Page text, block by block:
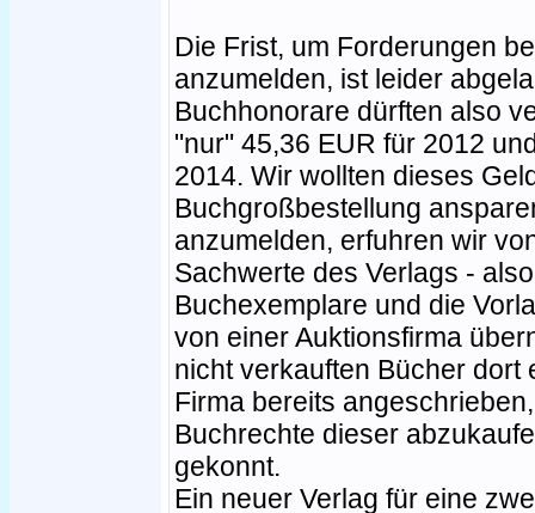
Die Frist, um Forderungen
anzumelden, ist leider
Buchhonorare dürften also
"nur" 45,36 EUR für 2012
2014. Wir wollten dieses
Buchgroßbestellung
anzumelden, erfuhren wir
Sachwerte des Verlags -
Buchexemplare und die
von einer Auktionsfirma
nicht verkauften Bücher dort
Firma bereits
Buchrechte dieser
gekonnt.
Ein neuer Verlag für eine